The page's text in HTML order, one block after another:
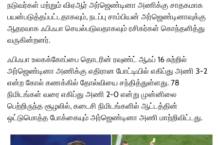
நடுவர்கள் மற்றும் விஏஆர் அர்ஜெண்டினா அணிக்கு சாதகமாக
பயன்படுத்தப்பட்டதாகவும், நடப்பு சாம்பியன் அர்ஜெண்டினாவுக்கு
ஆதரவாக ஃபிஃபா செயல்படுவதாகவும் ரசிகர்கள் கொந்தளித்து
வருகின்றனர்.
ஃபிஃபா உலகக்கோப்பை தொடரின் ரவுண்ட் ஆஃப் 16 சுற்றில்
அர்ஜெண்டினா அணிக்கு எதிரான போட்டியில் எகிப்து அணி 3-2
என்ற கோல் கணக்கில் தோல்வியை சந்தித்துள்ளது. 78
நிமிடங்கள் வரை எகிப்து அணி 2-0 என்று முன்னிலை
பெற்றிருந்த சூழலில், கடைசி நிமிடங்களில் ஆட்டத்தின்
ஒட்டுமொத்த போக்கையும் அர்ஜெண்டினா அணி மாற்றிவிட்டது.